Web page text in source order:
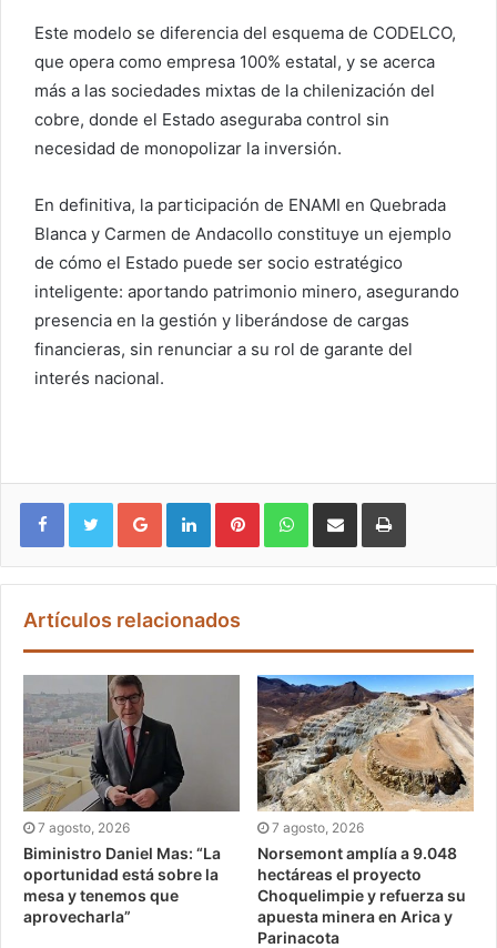
Este modelo se diferencia del esquema de CODELCO,
que opera como empresa 100% estatal, y se acerca
más a las sociedades mixtas de la chilenización del
cobre, donde el Estado aseguraba control sin
necesidad de monopolizar la inversión.
En definitiva, la participación de ENAMI en Quebrada
Blanca y Carmen de Andacollo constituye un ejemplo
de cómo el Estado puede ser socio estratégico
inteligente: aportando patrimonio minero, asegurando
presencia en la gestión y liberándose de cargas
financieras, sin renunciar a su rol de garante del
interés nacional.
Google+ LinkedIn Pinterest WhatsApp
Artículos relacionados
7 agosto, 2026
Biministro Daniel Mas: “La
oportunidad está sobre la
mesa y tenemos que
aprovecharla”
7 agosto, 2026
Norsemont amplía a 9.048
hectáreas el proyecto
Choquelimpie y refuerza su
apuesta minera en Arica y
Parinacota